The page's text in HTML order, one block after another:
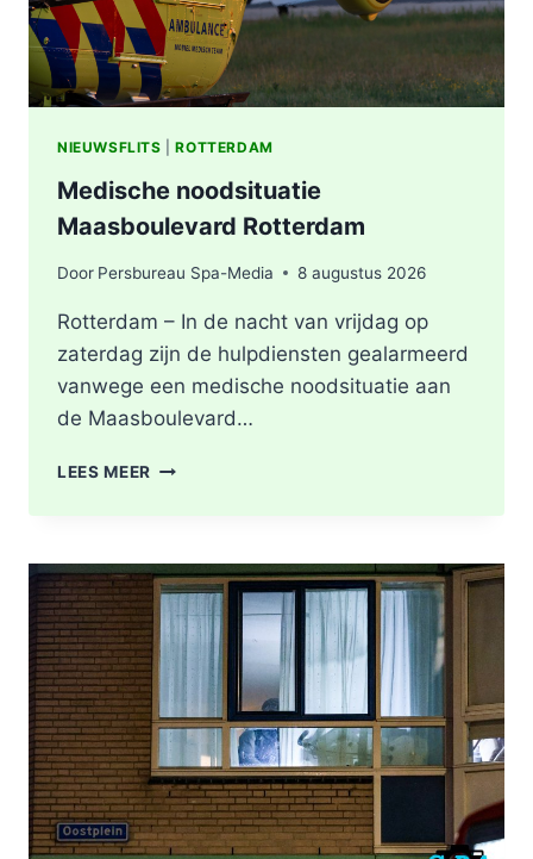
NIEUWSFLITS |ROTTERDAM
Medische noodsituatie
Maasboulevard Rotterdam
Door Persbureau Spa-Media 8 augustus 2026
Rotterdam – In de nacht van vrijdag op
zaterdag zijn de hulpdiensten gealarmeerd
vanwege een medische noodsituatie aan
de Maasboulevard…
LEES MEER MEDISCHE